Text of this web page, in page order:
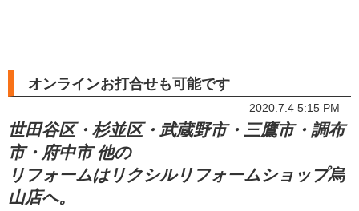
オンラインお打合せも可能です
2020.7.4 5:15 PM
世田谷区・杉並区・武蔵野市・三鷹市・調布
市・府中市 他の
リフォームはリクシルリフォームショップ烏
山店へ。